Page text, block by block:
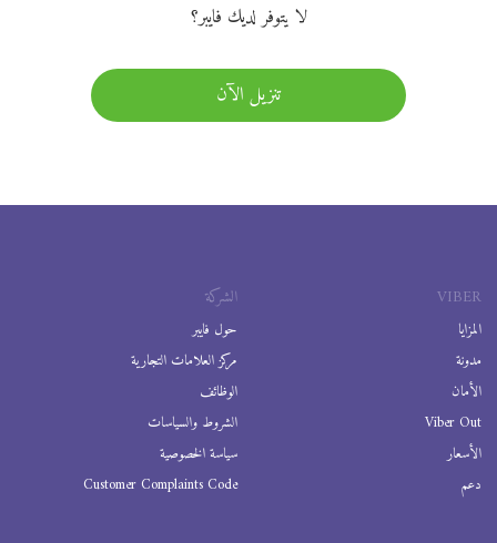
لا يتوفر لديك فايبر؟
تنزيل الآن
VIBER
المزايا
مدونة
الأمان
Viber Out
الأسعار
دعم
الشركة
حول فايبر
مركز العلامات التجارية
الوظائف
الشروط والسياسات
سياسة الخصوصية
Customer Complaints Code